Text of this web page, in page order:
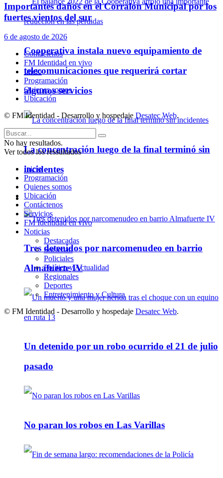
Cooperativa instala nuevo equipamiento de
telecomunicaciones que requerirá cortar
algunos servicios
La concentración luego de la final terminó sin
incidentes
Policiales
Tres detenidos por narcomenudeo en barrio
Almafuerte IV
Un detenido por un robo ocurrido el 21 de julio
pasado
No paran los robos en Las Varillas
Importantes daños en el Corralón Municipal por los
fuertes vientos del sur
6 de agosto de 2026
Contáctenos
FM Identidad en vivo
Inicio
Programación
Quienes somos
Ubicación
© FM Identidad - Desarrollo y hospedaje Desatec Web.
No hay resultados.
Ver todos los ressultados
Inicio
Programación
Quienes somos
Ubicación
Contáctenos
Servicios
FM Identidad en vivo
Noticias
Destacadas
Sociedad
Policiales
Política y Actualidad
Regionales
Deportes
Entretenimiento y Cultura
© FM Identidad - Desarrollo y hospedaje Desatec Web.